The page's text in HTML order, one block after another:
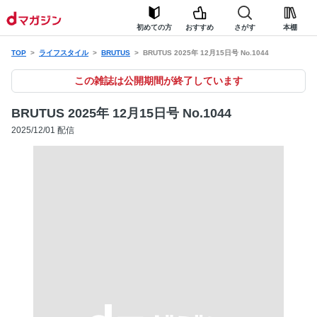
初めての方 おすすめ さがす 本棚
TOP ライフスタイル BRUTUS BRUTUS 2025年 12月15日号 No.1044
この雑誌は公開期間が終了しています
BRUTUS 2025年 12月15日号 No.1044
2025/12/01 配信